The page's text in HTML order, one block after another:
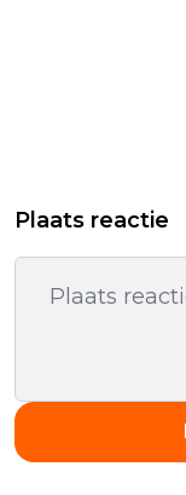
Plaats reactie